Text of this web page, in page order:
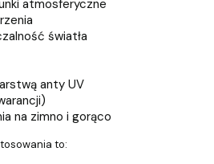
atmosferyczne
światła
anty UV
na zimno i gorąco
to: